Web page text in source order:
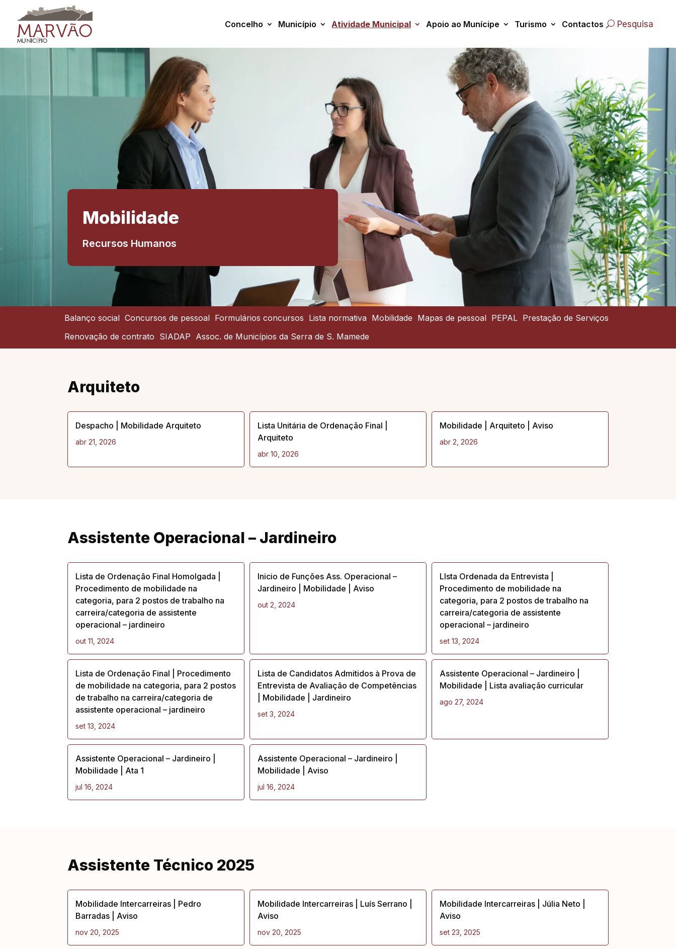
Skip to content
Concelho Município Atividade Municipal Apoio ao Munícipe Turismo Contactos Pesquisa
Mobilidade
Recursos Humanos
Balanço social Concursos de pessoal Formulários concursos Lista normativa Mobilidade Mapas de pessoal PEPAL Prestação de Serviços
Renovação de contrato SIADAP Assoc. de Municípios da Serra de S. Mamede
Arquiteto
Despacho | Mobilidade Arquiteto
abr 21, 2026
Lista Unitária de Ordenação Final |
Arquiteto
abr 10, 2026
Mobilidade | Arquiteto | Aviso
abr 2, 2026
Assistente Operacional – Jardineiro
Lista de Ordenação Final Homolgada |
Procedimento de mobilidade na
categoria, para 2 postos de trabalho na
carreira/categoria de assistente
operacional – jardineiro
out 11, 2024
Inicio de Funções Ass. Operacional –
Jardineiro | Mobilidade | Aviso
out 2, 2024
LIsta Ordenada da Entrevista |
Procedimento de mobilidade na
categoria, para 2 postos de trabalho na
carreira/categoria de assistente
operacional – jardineiro
set 13, 2024
Lista de Ordenação Final | Procedimento
de mobilidade na categoria, para 2 postos
de trabalho na carreira/categoria de
assistente operacional – jardineiro
set 13, 2024
Lista de Candidatos Admitidos à Prova de
Entrevista de Avaliação de Competências
| Mobilidade | Jardineiro
set 3, 2024
Assistente Operacional – Jardineiro |
Mobilidade | Lista avaliação curricular
ago 27, 2024
Assistente Operacional – Jardineiro |
Mobilidade | Ata 1
jul 16, 2024
Assistente Operacional – Jardineiro |
Mobilidade | Aviso
jul 16, 2024
Assistente Técnico 2025
Mobilidade Intercarreiras | Pedro
Barradas | Aviso
nov 20, 2025
Mobilidade Intercarreiras | Luís Serrano |
Aviso
nov 20, 2025
Mobilidade Intercarreiras | Júlia Neto |
Aviso
set 23, 2025